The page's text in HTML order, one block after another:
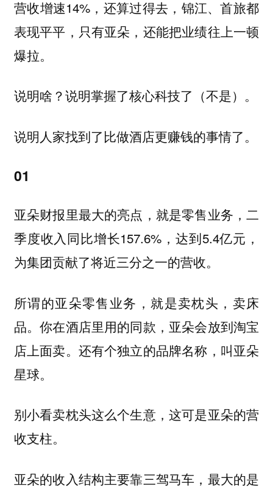
营收增速14%，还算过得去，锦江、首旅都
表现平平，只有亚朵，还能把业绩往上一顿
爆拉。
说明啥？说明掌握了核心科技了（不是）。
说明人家找到了比做酒店更赚钱的事情了。
01
亚朵财报里最大的亮点，就是零售业务，二
季度收入同比增长157.6%，达到5.4亿元，
为集团贡献了将近三分之一的营收。
所谓的亚朵零售业务，就是卖枕头，卖床
品。你在酒店里用的同款，亚朵会放到淘宝
店上面卖。还有个独立的品牌名称，叫亚朵
星球。
别小看卖枕头这么个生意，这可是亚朵的营
收支柱。
亚朵的收入结构主要靠三驾马车，最大的是